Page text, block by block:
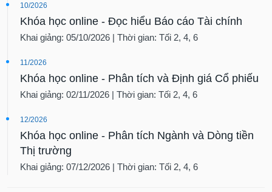
10/2026
Khóa học online - Đọc hiểu Báo cáo Tài chính
Khai giảng: 05/10/2026 | Thời gian: Tối 2, 4, 6
11/2026
Khóa học online - Phân tích và Định giá Cổ phiếu
Khai giảng: 02/11/2026 | Thời gian: Tối 2, 4, 6
12/2026
Khóa học online - Phân tích Ngành và Dòng tiền
Thị trường
Khai giảng: 07/12/2026 | Thời gian: Tối 2, 4, 6